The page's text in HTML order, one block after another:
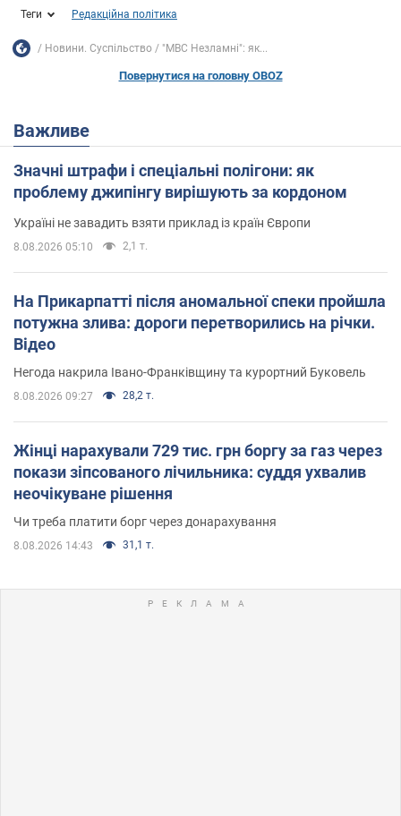
Теги Редакційна політика
Новини. Суспільство "МВС Незламні": як...
Повернутися на головну OBOZ
Важливе
Значні штрафи і спеціальні полігони: як
проблему джипінгу вирішують за кордоном
Україні не завадить взяти приклад із країн Європи
8.08.2026 05:10 2,1 т.
На Прикарпатті після аномальної спеки пройшла
потужна злива: дороги перетворились на річки.
Відео
Негода накрила Івано-Франківщину та курортний Буковель
8.08.2026 09:27 28,2 т.
Жінці нарахували 729 тис. грн боргу за газ через
покази зіпсованого лічильника: суддя ухвалив
неочікуване рішення
Чи треба платити борг через донарахування
8.08.2026 14:43 31,1 т.